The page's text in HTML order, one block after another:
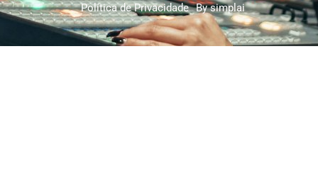
Política de Privacidade By simplai